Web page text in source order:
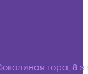
гора, 8